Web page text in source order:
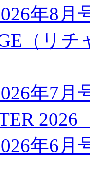
年8月
（リチ
年7月
年6月